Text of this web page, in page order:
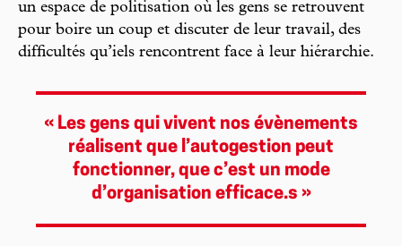
un espace de politisation où les gens se retrouvent
pour boire un coup et discuter de leur travail, des
difficultés qu’iels rencontrent face à leur hiérarchie.
« Les gens qui vivent nos évènements
réalisent que l’autogestion peut
fonctionner, que c’est un mode
d’organisation efficace.s »